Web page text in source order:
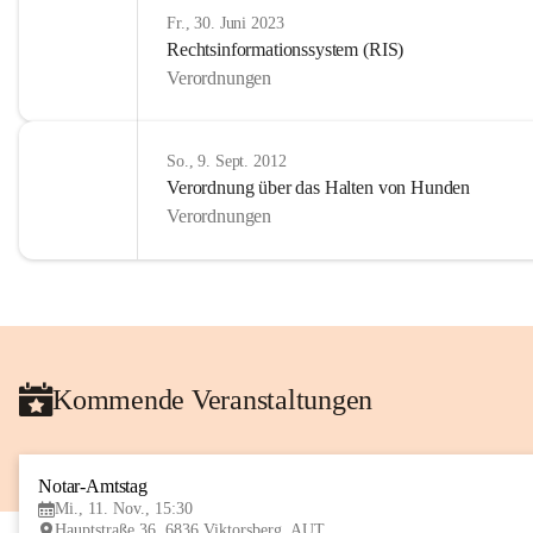
Fr., 30. Juni 2023
Rechtsinformationssystem (RIS)
Verordnungen
So., 9. Sept. 2012
Verordnung über das Halten von Hunden
Verordnungen
Kommende Veranstaltungen
Notar-Amtstag
Mi., 11. Nov., 15:30